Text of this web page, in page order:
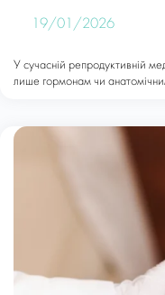
19/01/2026
У сучасній репродуктивній
лише гормонам чи